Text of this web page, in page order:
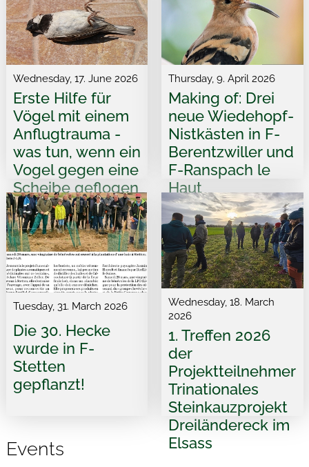
Wednesday, 17. June 2026
Erste Hilfe für
Vögel mit einem
Anflugtrauma -
was tun, wenn ein
Vogel gegen eine
Scheibe geflogen
ist?
Thursday, 9. April 2026
Making of: Drei
neue Wiedehopf-
Nistkästen in F-
Berentzwiller und
F-Ranspach le
Haut
Tuesday, 31. March 2026
Die 30. Hecke
wurde in F-
Stetten
gepflanzt!
Wednesday, 18. March
2026
1. Treffen 2026
der
Projektteilnehmer
Trinationales
Steinkauzprojekt
Dreiländereck im
Elsass
Events